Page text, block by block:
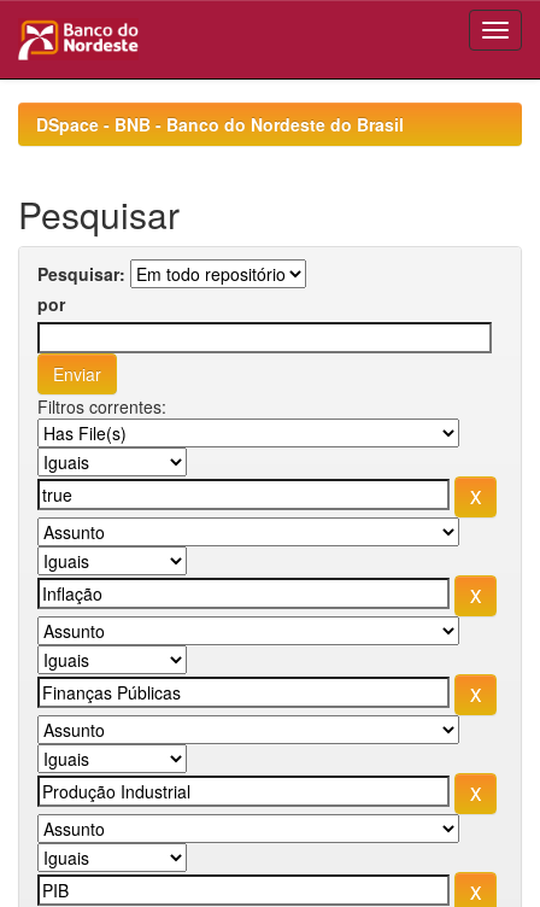
navigationDSpace - BNB - Banco do Nordeste do Brasil
Pesquisar
Pesquisar:
por
Filtros correntes: